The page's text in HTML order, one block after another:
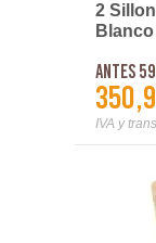
2
Antes
IVA y